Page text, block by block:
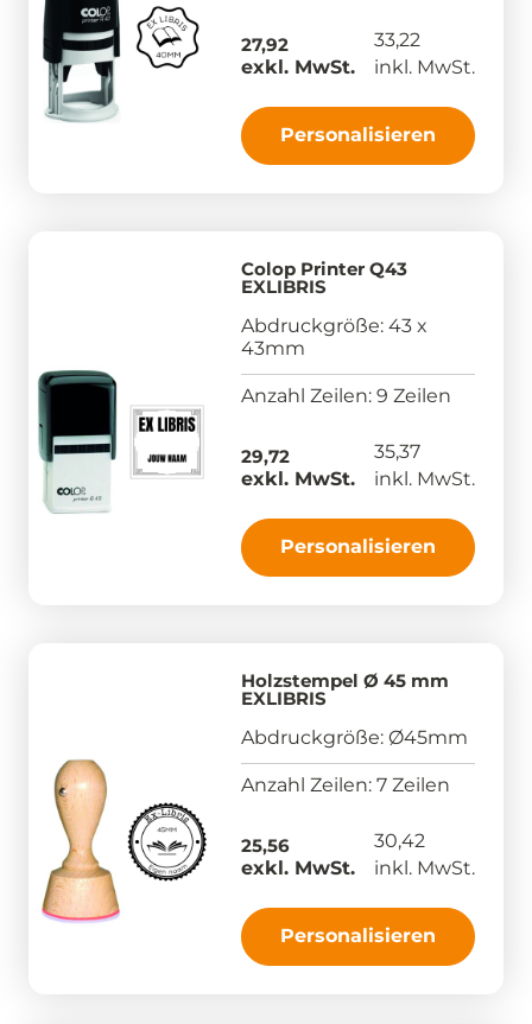
27,92
exkl. MwSt.
33,22
inkl. MwSt.
Personalisieren
Colop Printer Q43
EXLIBRIS
Abdruckgröße: 43 x
43mm
Anzahl Zeilen: 9 Zeilen
29,72
exkl. MwSt.
35,37
inkl. MwSt.
Personalisieren
Holzstempel Ø 45 mm
EXLIBRIS
Abdruckgröße: Ø45mm
Anzahl Zeilen: 7 Zeilen
25,56
exkl. MwSt.
30,42
inkl. MwSt.
Personalisieren